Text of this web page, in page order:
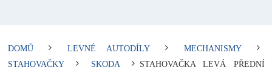
DOMŮ LEVNÉ AUTODÍLY
MECHANISMY
STAHOVAČKY
SKODA
STAHOVAČKA LEVÁ PŘEDNÍ